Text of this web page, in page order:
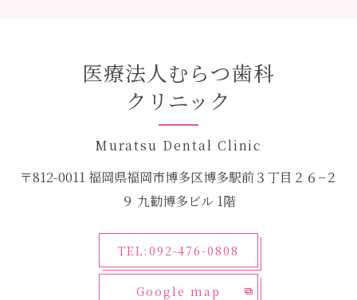
医療法人むらつ歯科
クリニック
Muratsu Dental Clinic
〒812-0011 福岡県福岡市博多区博多駅前３丁目２６−２
９ 九勧博多ビル 1階
TEL:092-476-0808
Google map